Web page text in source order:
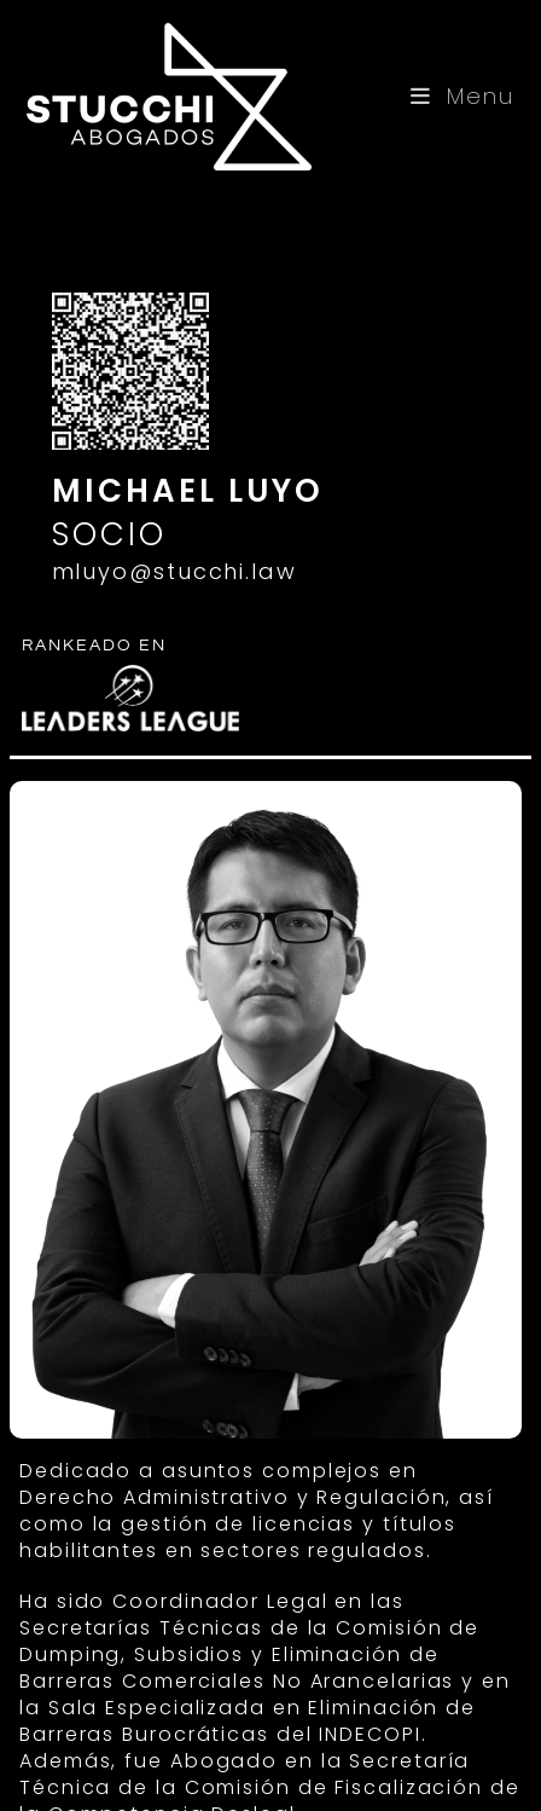
Menu
MICHAEL LUYO
SOCIO
mluyo@stucchi.law
RANKEADO EN
Dedicado a asuntos complejos en
Derecho Administrativo y Regulación, así
como la gestión de licencias y títulos
habilitantes en sectores regulados.
Ha sido Coordinador Legal en las
Secretarías Técnicas de la Comisión de
Dumping, Subsidios y Eliminación de
Barreras Comerciales No Arancelarias y en
la Sala Especializada en Eliminación de
Barreras Burocráticas del INDECOPI.
Además, fue Abogado en la Secretaría
Técnica de la Comisión de Fiscalización de